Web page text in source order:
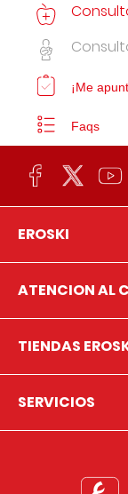
¡Me
Faqs
EROSKI
ATENCION AL
TIENDAS
SERVICIOS